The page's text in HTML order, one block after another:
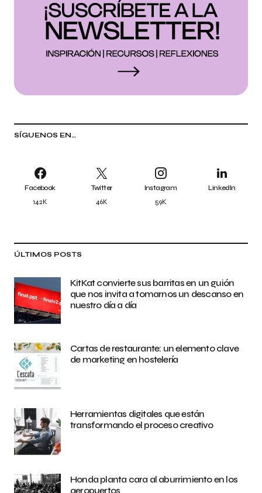
SÍGUENOS EN…
Facebook
142K
Twitter
46K
Instagram
59K
LinkedIn
ÚLTIMOS POSTS
KitKat convierte sus barritas en un guión
que nos invita a tomarnos un descanso en
nuestro día a día
Cartas de restaurante: un elemento clave
de marketing en hostelería
Herramientas digitales que están
transformando el proceso creativo
Honda planta cara al aburrimiento en los
aeropuertos